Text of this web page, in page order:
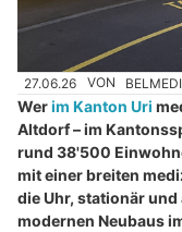
27.06.26 VON
Werim Kanton Uri
Altdorf – im
rund 38'500
mit einer breiten
die Uhr, stationär und
modernen Neubaus